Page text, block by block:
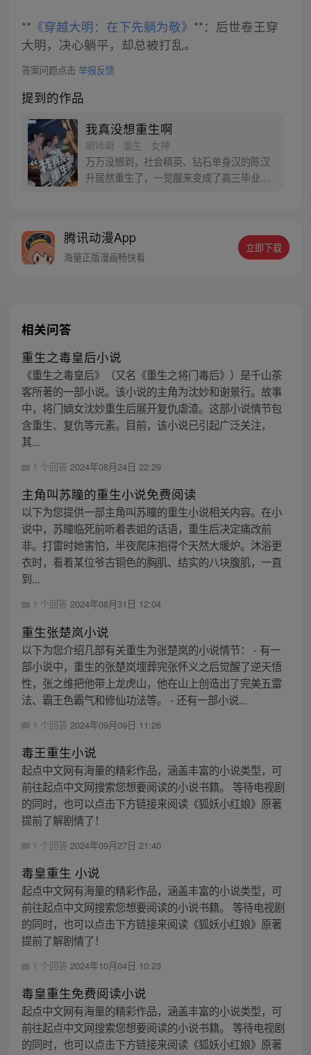
** 《穿越大明：在下先躺为敬》 **：后世卷王穿
大明，决心躺平，却总被打乱。
答案问题点击 举报反馈
提到的作品
我真没想重生啊
噼咔噼 · 重生 · 女神
万万没想到，社会精英、钻石单身汉的陈汉
升居然重生了，一觉醒来变成了高三毕业
腾讯动漫App
海量正版漫画畅快看
立即下载
相关问答
重生之毒皇后小说
《重生之毒皇后》（又名《重生之将门毒后》）是千山茶
客所著的一部小说。该小说的主角为沈妙和谢景行。故事
中，将门嫡女沈妙重生后展开复仇虐渣。这部小说情节包
含重生、复仇等元素。目前，该小说已引起广泛关注，
其...
1 个回答 2024年08月24日 22:29
主角叫苏瞳的重生小说免费阅读
以下为您提供一部主角叫苏瞳的重生小说相关内容。在小
说中，苏瞳临死前听着表姐的话语，重生后决定痛改前
非。打雷时她害怕，半夜爬床抱得个天然大暖炉。沐浴更
衣时，看着某位爷古铜色的胸肌、结实的八块腹肌，一直
到...
1 个回答 2024年08月31日 12:04
重生张楚岚小说
以下为您介绍几部有关重生为张楚岚的小说情节： - 有一
部小说中，重生的张楚岚埋葬完张怀义之后觉醒了逆天悟
性，张之维把他带上龙虎山，他在山上创造出了完美五雷
法、霸王色霸气和修仙功法等。 - 还有一部小说...
1 个回答 2024年09月09日 11:26
毒王重生小说
起点中文网有海量的精彩作品，涵盖丰富的小说类型，可
前往起点中文网搜索您想要阅读的小说书籍。 等待电视剧
的同时，也可以点击下方链接来阅读《狐妖小红娘》原著
提前了解剧情了！
1 个回答 2024年09月27日 21:40
毒皇重生 小说
起点中文网有海量的精彩作品，涵盖丰富的小说类型，可
前往起点中文网搜索您想要阅读的小说书籍。 等待电视剧
的同时，也可以点击下方链接来阅读《狐妖小红娘》原著
提前了解剧情了！
1 个回答 2024年10月04日 10:23
毒皇重生免费阅读小说
起点中文网有海量的精彩作品，涵盖丰富的小说类型，可
前往起点中文网搜索您想要阅读的小说书籍。 等待电视剧
的同时，也可以点击下方链接来阅读《狐妖小红娘》原著